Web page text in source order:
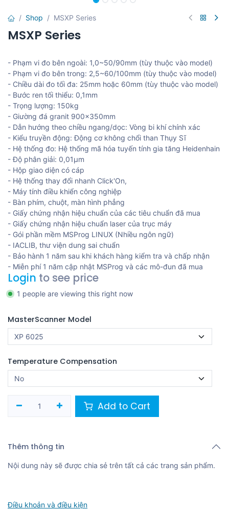
Shop MSXP Series
MSXP Series
- Phạm vi đo bên ngoài: 1,0~50/90mm (tùy thuộc vào model)
- Phạm vi đo bên trong: 2,5~60/100mm (tùy thuộc vào model)
- Chiều dài đo tối đa: 25mm hoặc 60mm (tùy thuộc vào model)
- Bước ren tối thiểu: 0,1mm
- Trọng lượng: 150kg
- Giường đá granit 900x350mm
- Dẫn hướng theo chiều ngang/dọc: Vòng bi khí chính xác
- Kiểu truyền động: Động cơ không chổi than Thụy Sĩ
- Hệ thống đo: Hệ thống mã hóa tuyến tính gia tăng Heidenhain
- Độ phân giải: 0,01μm
- Hộp giao diện có cáp
- Hệ thống thay đổi nhanh Click'On,
- Máy tính điều khiển công nghiệp
- Bàn phím, chuột, màn hình phẳng
- Giấy chứng nhận hiệu chuẩn của các tiêu chuẩn đã mua
- Giấy chứng nhận hiệu chuẩn laser của trục máy
- Gói phần mềm MSProg LINUX (Nhiều ngôn ngữ)
- IACLIB, thư viện dung sai chuẩn
- Bảo hành 1 năm sau khi khách hàng kiểm tra và chấp nhận
- Miễn phí 1 năm cập nhật MSProg và các mô-đun đã mua
Login to see price
1 people are viewing this right now
MasterScanner Model
Temperature Compensation
Add to Cart
Thêm thông tin
Nội dung này sẽ được chia sẻ trên tất cả các trang sản phẩm.
Điều khoản và điều kiện